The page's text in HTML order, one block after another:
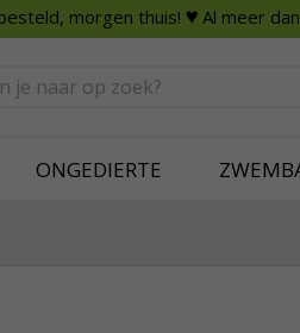
morgen thuis! ♥ Al meer
ONGEDIERTE
Slimme